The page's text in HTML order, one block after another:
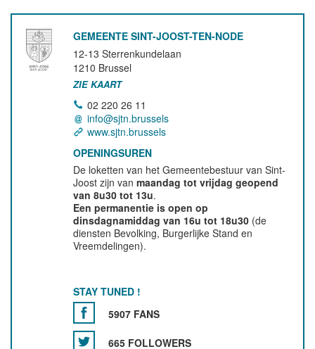
GEMEENTE SINT-JOOST-TEN-NODE
12-13 Sterrenkundelaan
1210 Brussel
ZIE KAART
02 220 26 11
info@sjtn.brussels
www.sjtn.brussels
OPENINGSUREN
De loketten van het Gemeentebestuur van Sint-
Joost zijn vanmaandag tot vrijdag geopend
van 8u30 tot 13u.
Een permanentie is open op
dinsdagnamiddag van 16u tot 18u30 (de
diensten Bevolking, Burgerlijke Stand en
Vreemdelingen).
STAY TUNED !
5907 FANS
665 FOLLOWERS